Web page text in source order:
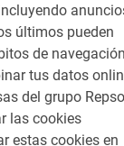
últimos pueden
de
tus datos
del grupo
las cookies
estas cookies en